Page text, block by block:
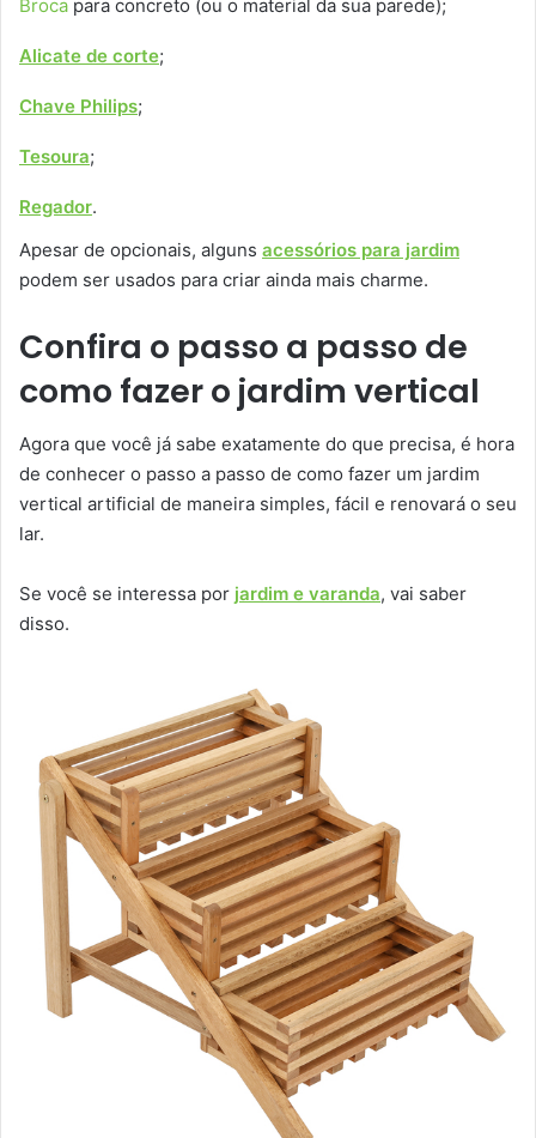
Broca para concreto (ou o material da sua parede);
Alicate de corte;
Chave Philips;
Tesoura;
Regador.
Apesar de opcionais, alguns acessórios para jardim
podem ser usados para criar ainda mais charme.
Confira o passo a passo de
como fazer o jardim vertical
Agora que você já sabe exatamente do que precisa, é hora
de conhecer o passo a passo de como fazer um jardim
vertical artificial de maneira simples, fácil e renovará o seu
lar.
Se você se interessa por jardim e varanda, vai saber
disso.